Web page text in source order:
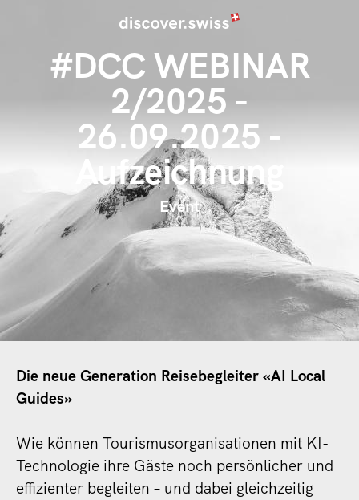
#DCC WEBINAR
2/2025 -
26.09.2025 -
Aufzeichnung
Event
Die neue Generation Reisebegleiter «AI Local
Guides»
Wie können Tourismusorganisationen mit KI-
Technologie ihre Gäste noch persönlicher und
effizienter begleiten – und dabei gleichzeitig